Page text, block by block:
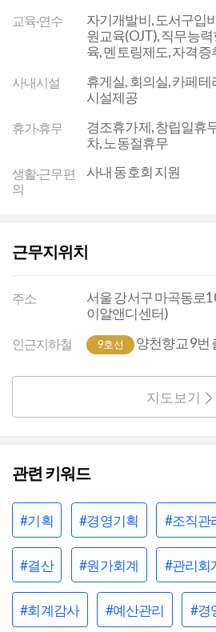
교육·연수
자기개발비, 도서구입
원교육(OJT), 직무능
육, 멘토링제도, 자격증
사내시설
휴게실, 회의실, 카페
시설제공
휴가·휴무
경조휴가제, 창립일휴
차, 노동절휴무
생활·근무편
의
사내 동호회 지원
근무지위치
주소
서울 강서구 마곡동로
이알앤디센터)
인근지하철 9호선 양천향교 9번
지도보기
관련 키워드
#기획 #경영기획 #조직관
#결산 #원가회계 #관리회
#회계감사 #예산관리 #경